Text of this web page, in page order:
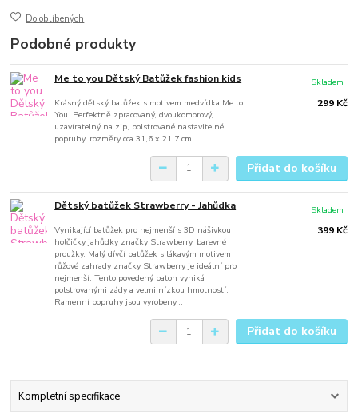
Do oblíbených
Podobné produkty
Me to you Dětský Batůžek fashion kids
Krásný dětský batůžek s motivem medvídka Me to
You. Perfektně zpracovaný, dvoukomorový,
uzavíratelný na zip, polstrované nastavitelné
popruhy. rozměry cca 31,6 x 21,7 cm
299 Kč
Skladem
Přidat do košíku
Dětský batůžek Strawberry - Jahůdka
Vynikající batůžek pro nejmenší s 3D nášivkou
holčičky jahůdky značky Strawberry, barevné
proužky. Malý dívčí batůžek s lákavým motivem
růžové zahrady značky Strawberry je ideální pro
nejmenší. Tento povedený batoh vyniká
polstrovanými zády a velmi nízkou hmotností.
Ramenní popruhy jsou vyrobeny...
399 Kč
Skladem
Přidat do košíku
Kompletní specifikace